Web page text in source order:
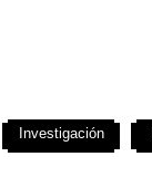
Investigación